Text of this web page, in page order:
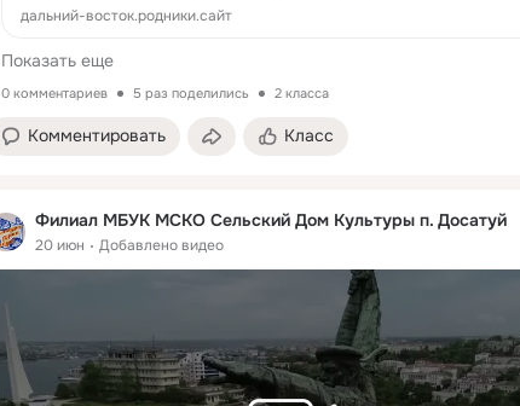
выступаешь с авторским материалом или мечтаешь выйти на
проекта
дальний-восток.родники.сайт
Показать еще
0 комментариев 5 раз поделились 2 класса
Комментировать Класс
Филиал МБУК МСКО Сельский Дом Культуры п. Досатуй
20 июн Добавлено видео